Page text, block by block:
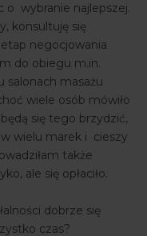
o wybranie najlepszej.
konsultuję się
negocjowania
do obiegu m.in.
salonach masażu
wiele osób mówiło
się tego brzydzić,
wielu marek i cieszy
także
ale się opłaciło.
dobrze się
czas?